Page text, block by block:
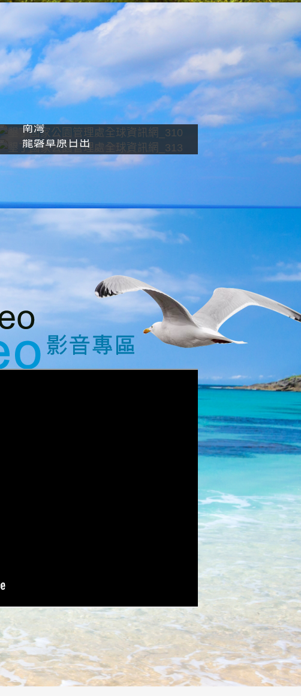
南灣
龍磐草原日出